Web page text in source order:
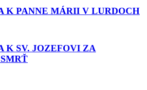
K PANNE MÁRII V LURDOCH
K SV. JOZEFOVI ZA